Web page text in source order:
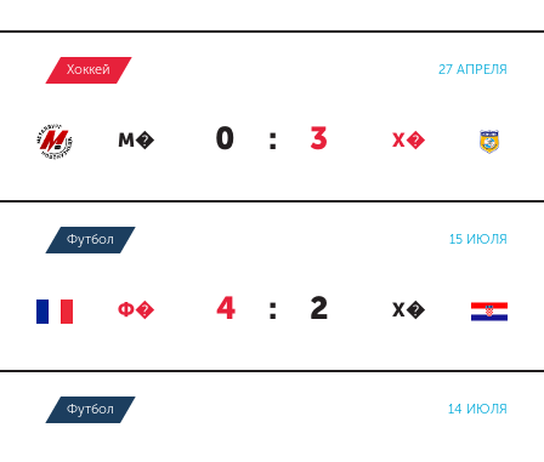
Хоккей 27 АПРЕЛЯ
М� 0 : 3 Х�
Футбол 15 ИЮЛЯ
Ф� 4 : 2 Х�
Футбол 14 ИЮЛЯ